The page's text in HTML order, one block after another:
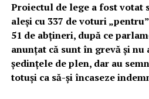
Proiectul de lege a fost votat
aleși cu 337 de voturi
51 de abțineri, după ce
anunțat că sunt în grevă și
ședințele de plen, dar au
totuși ca să-și încaseze